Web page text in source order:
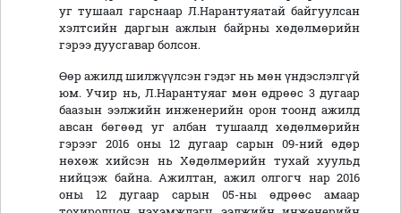
уг тушаал гарснаар Л.Нарантуяатай байгуулсан
хэлтсийн даргын ажлын байрны хөдөлмөрийн
гэрээ дуусгавар болсон.
Өөр ажилд шилжүүлсэн гэдэг нь мөн үндэслэлгүй
юм. Учир нь, Л.Нарантуяаг мөн өдрөөс 3 дугаар
баазын ээлжийн инженерийн орон тоонд ажилд
авсан бөгөөд уг албан тушаалд хөдөлмөрийн
гэрээг 2016 оны 12 дугаар сарын 09-ний өдөр
нөхөж хийсэн нь Хөдөлмөрийн тухай хуульд
нийцэж байна. Ажилтан, ажил олгогч нар 2016
оны 12 дугаар сарын 05-ны өдрөөс амаар